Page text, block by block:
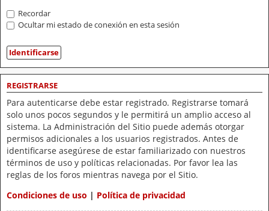
Recordar
Ocultar mi estado de conexión en esta sesión
REGISTRARSE
Para autenticarse debe estar registrado. Registrarse tomará
solo unos pocos segundos y le permitirá un amplio acceso al
sistema. La Administración del Sitio puede además otorgar
permisos adicionales a los usuarios registrados. Antes de
identificarse asegúrese de estar familiarizado con nuestros
términos de uso y políticas relacionadas. Por favor lea las
reglas de los foros mientras navega por el Sitio.
Condiciones de uso | Política de privacidad